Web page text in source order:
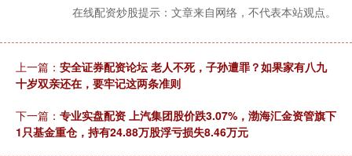
在线配资炒股提示：文章来自网络，不代表本站观点。
上一篇： 安全证券配资论坛 老人不死，子孙遭罪？如果家有八九
十岁双亲还在，要牢记这两条准则
下一篇： 专业实盘配资 上汽集团股价跌3.07%，渤海汇金资管旗下
1只基金重仓，持有24.88万股浮亏损失8.46万元